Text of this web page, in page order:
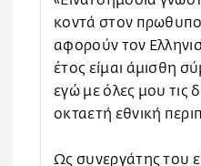
κοντά στον
αφορούν τον
έτος είμαι άμισθη
εγώ με όλες μου τις
οκταετή εθνική
Ως συνεργάτης του